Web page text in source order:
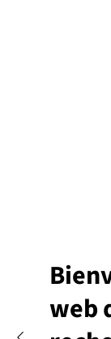
web